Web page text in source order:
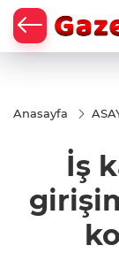
Anasayfa
İş